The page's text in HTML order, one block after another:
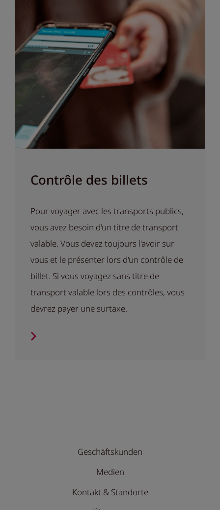
Contrôle des billets
Pour voyager avec les transports publics,
vous avez besoin d'un titre de transport
valable. Vous devez toujours l'avoir sur
vous et le présenter lors d'un contrôle de
billet. Si vous voyagez sans titre de
transport valable lors des contrôles, vous
devrez payer une surtaxe.
Geschäftskunden
Medien
Kontakt & Standorte